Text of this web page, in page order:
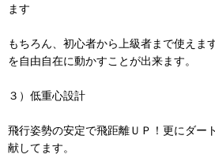
ます
もちろん、初心者から上級者まで使えま
を自由自在に動かすことが出来ます。
３）低重心設計
飛行姿勢の安定で飛距離ＵＰ！更にダー
献してます。